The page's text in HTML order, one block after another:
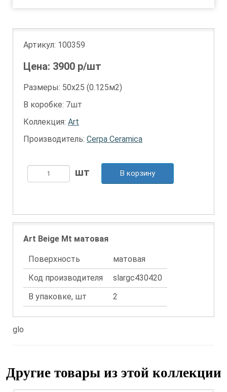
Артикул: 100359
Цена: 3900 р/шт
Размеры: 50х25 (0.125м2)
В коробке: 7шт
Коллекция: Art
Производитель: Cerpa Ceramica
В корзину
Art Beige Mt матовая
Поверхность
матовая
Код производителя
slargc430420
В упаковке, шт
2
glo
Другие товары из этой коллекции